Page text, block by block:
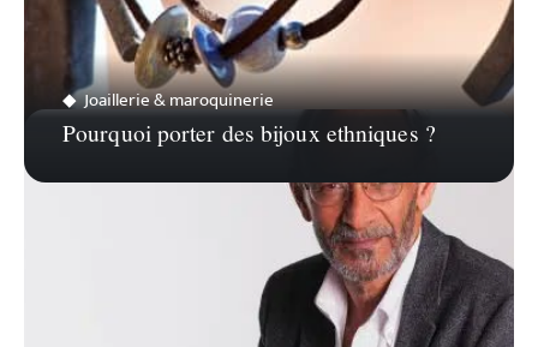
Joaillerie & maroquinerie
Pourquoi porter des bijoux ethniques ?